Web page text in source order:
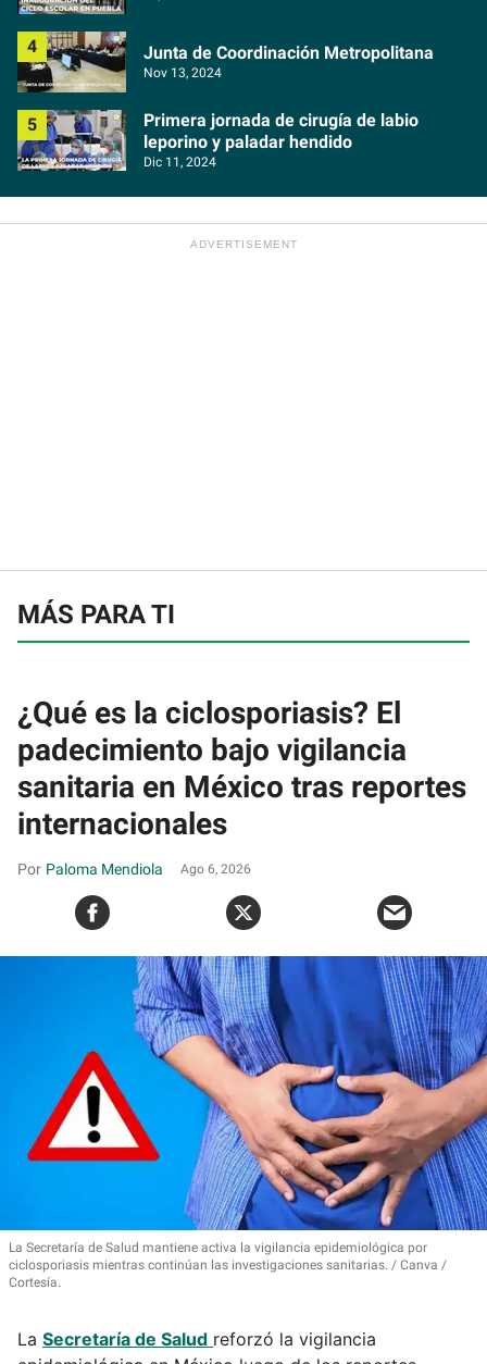
Junta de Coordinación Metropolitana
Nov 13, 2024
Primera jornada de cirugía de labio
leporino y paladar hendido
Dic 11, 2024
MÁS PARA TI
¿Qué es la ciclosporiasis? El
padecimiento bajo vigilancia
sanitaria en México tras reportes
internacionales
Paloma Mendiola Ago 6, 2026
La Secretaría de Salud mantiene activa la vigilancia epidemiológica por
ciclosporiasis mientras continúan las investigaciones sanitarias.
Canva /
Cortesía.
La Secretaría de Salud reforzó la vigilancia